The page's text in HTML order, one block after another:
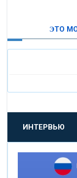
«БАНК
ЭТО
ИНТЕРВЬЮ